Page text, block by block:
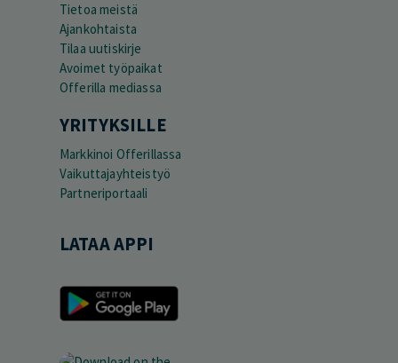
Tietoa meistä
Ajankohtaista
Tilaa uutiskirje
Avoimet työpaikat
Offerilla mediassa
YRITYKSILLE
Markkinoi Offerillassa
Vaikuttajayhteistyö
Partneriportaali
LATAA APPI